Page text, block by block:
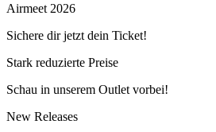
Airmeet 2026
Sichere dir jetzt dein Ticket!
Stark reduzierte Preise
Schau in unserem Outlet vorbei!
New Releases